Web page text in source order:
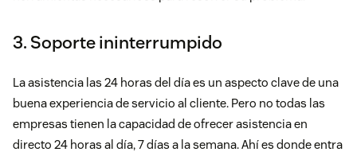
3. Soporte ininterrumpido
La asistencia las 24 horas del día es un aspecto clave de una
buena experiencia de servicio al cliente. Pero no todas las
empresas tienen la capacidad de ofrecer asistencia en
directo 24 horas al día, 7 días a la semana. Ahí es donde entra